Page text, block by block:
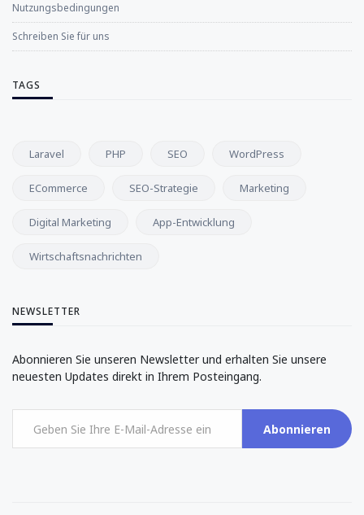
Nutzungsbedingungen
Schreiben Sie für uns
TAGS
Laravel PHP SEO WordPress
ECommerce SEO-Strategie Marketing
Digital Marketing App-Entwicklung
Wirtschaftsnachrichten
NEWSLETTER
Abonnieren Sie unseren Newsletter und erhalten Sie unsere
neuesten Updates direkt in Ihrem Posteingang.
Abonnieren